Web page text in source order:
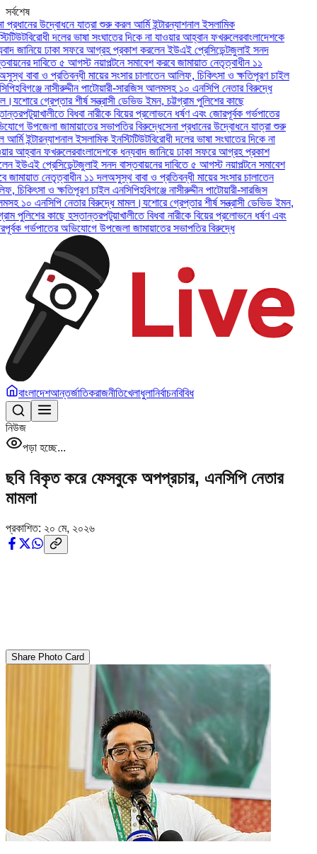
সর্বশেষ
উদ্বোধনে যাত্রা শুরু করল আর্মি ইন্টারন্যাশনাল ইসলামিক
বিরোধী দলের ভাষা সংঘাতের দিকে না যাওয়ার আহ্বান ফখরুলেরবাংলাদেশকে
জানিয়ে ঢাকা সফরে আগ্রহ প্রকাশ করলেন ইউএই প্রেসিডেন্টজুলাই সনদ
দাবিতে ৫ আগস্ট নয়াপল্টনে সমাবেশ করবে জামায়াত নেতৃত্বাধীন ১১
বাবা ও প্রতিবন্ধী মায়ের সংসার চালাতেন আলিফ, চিকিৎসা ও ক্ষতিপূরণ চাইল
হবিগঞ্জে নাসীরুদ্দীন পাটোয়ারী-সারজিস আলমসহ ১০ এনসিপি নেতার বিরুদ্ধে
যশোরে গ্রেপ্তার শীর্ষ সন্ত্রাসী ডেভিড ইমন, চট্টগ্রাম পুলিশের কাছে
পটুয়াখালীতে বিধবা নারীকে বিয়ের প্রলোভনে ধর্ষণ এবং জোরপূর্বক গর্ভপাতের
উপজেলা জামায়াতের সভাপতির বিরুদ্ধেসেনা প্রধানের উদ্বোধনে যাত্রা শুরু
ইন্টারন্যাশনাল ইসলামিক ইনস্টিটিউটবিরোধী দলের ভাষা সংঘাতের দিকে না
আহ্বান ফখরুলেরবাংলাদেশকে ধন্যবাদ জানিয়ে ঢাকা সফরে আগ্রহ প্রকাশ
প্রেসিডেন্টজুলাই সনদ বাস্তবায়নের দাবিতে ৫ আগস্ট নয়াপল্টনে সমাবেশ
নেতৃত্বাধীন ১১ দল অসুস্থ বাবা ও প্রতিবন্ধী মায়ের সংসার চালাতেন
ও ক্ষতিপূরণ চাইল এনসিপিহবিগঞ্জে নাসীরুদ্দীন পাটোয়ারী-সারজিস
১০ এনসিপি নেতার বিরুদ্ধে মামল।যশোরে গ্রেপ্তার শীর্ষ সন্ত্রাসী ডেভিড ইমন,
পুলিশের কাছে হস্তান্তরপটুয়াখালীতে বিধবা নারীকে বিয়ের প্রলোভনে ধর্ষণ এবং
গর্ভপাতের অভিযোগে উপজেলা জামায়াতের সভাপতির বিরুদ্ধে
বাংলাদেশআন্তর্জাতিকরাজনীতিখেলাধুলানির্বাচনবিবিধ
নিউজ
পড়া হচ্ছে...
ছবি বিকৃত করে ফেসবুকে অপপ্রচার, এনসিপি নেতার
মামলা
প্রকাশিত: ২০ মে, ২০২৬
Share Photo Card